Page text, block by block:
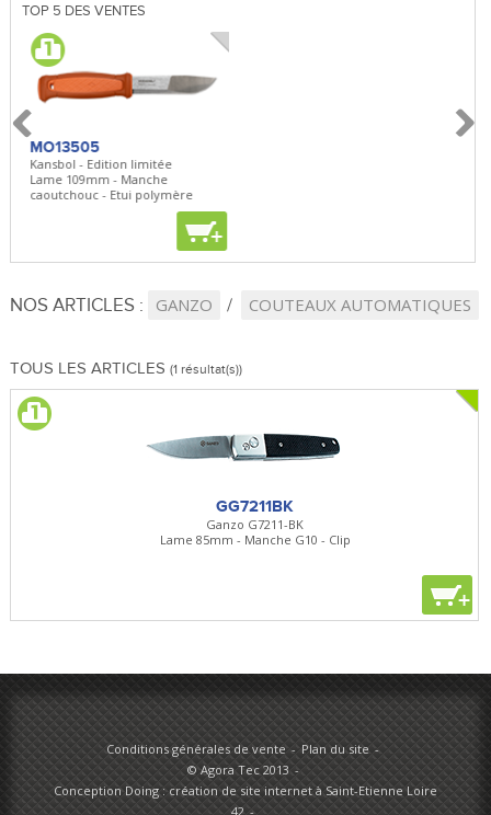
TOP 5 DES VENTES
MO13505
Kansbol - Edition limitée
Lame 109mm - Manche
caoutchouc - Etui polymère
+
NOS ARTICLES : GANZO COUTEAUX AUTOMATIQUES
TOUS LES ARTICLES (1 résultat(s))
GG7211BK
Ganzo G7211-BK
Lame 85mm - Manche G10 - Clip
+
Conditions générales de vente
Plan du site
© Agora Tec 2013
Conception Doing : création de site internet à Saint-Etienne Loire
42